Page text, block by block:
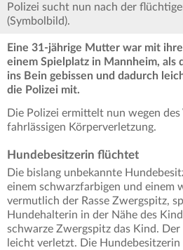
Polizei sucht nun nach der
(Symbolbild).
Eine 31-jährige Mutter war mit
einem Spielplatz in Mannheim, als
ins Bein gebissen und dadurch
die Polizei mit.
Die Polizei ermittelt nun wegen
fahrlässigen Körperverletzung.
Hundebesitzerin flüchtet
Die bislang unbekannte
einem schwarzfarbigen und einem
vermutlich der Rasse Zwergspitz,
Hundehalterin in der Nähe des
schwarze Zwergspitz das Kind.
leicht verletzt. Die